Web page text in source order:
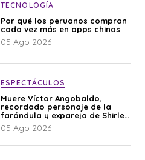
TECNOLOGÍA
Por qué los peruanos compran
cada vez más en apps chinas
05 Ago 2026
ESPECTÁCULOS
Muere Víctor Angobaldo,
recordado personaje de la
farándula y expareja de Shirley
Cherres
05 Ago 2026